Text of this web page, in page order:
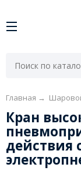
Главная →
Кран
действия